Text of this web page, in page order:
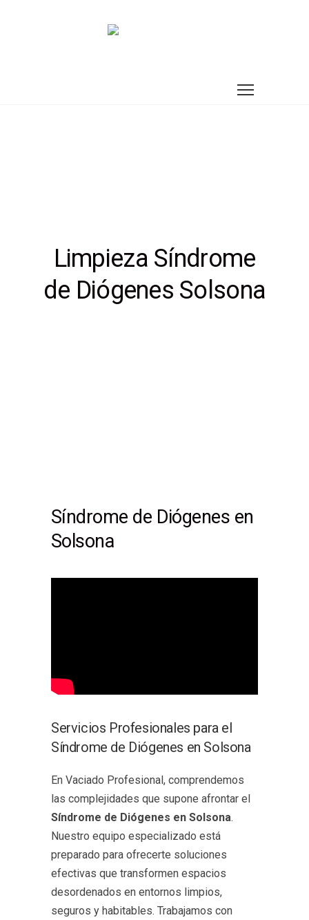
Limpieza Síndrome
de Diógenes Solsona
Síndrome de Diógenes en
Solsona
Servicios Profesionales para el
Síndrome de Diógenes en Solsona
En Vaciado Profesional, comprendemos
las complejidades que supone afrontar el
Síndrome de Diógenes en Solsona.
Nuestro equipo especializado está
preparado para ofrecerte soluciones
efectivas que transformen espacios
desordenados en entornos limpios,
seguros y habitables. Trabajamos con